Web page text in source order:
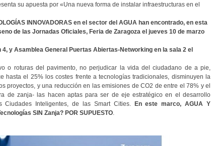
su apuesta por «Una nueva forma de instalar infraestructuras en el
INNOVADORAS en el sector del AGUA han encontrado, en esta
de las Jornadas Oficiales, Feria de Zaragoza el jueves 10 de marzo
y Asamblea General Puertas Abiertas-Networking en la sala 2 el
o roturas del pavimento, no perjudicar la vida del ciudadano de a pie,
hasta el 25% los costes frente a tecnologías tradicionales, disminuyen la
proyectos, y una reducción en las emisiones de CO2 de entre el 78% y el
de zanja- las hacen aptas para ser de eje estratégico en el desarrollo
Inteligentes, de las Smart Cities.
En este marco, AGUA Y
SIN Zanja? POR SUPUESTO.